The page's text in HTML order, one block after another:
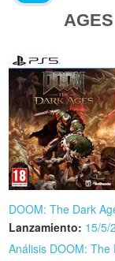
AGES
DOOM: The Dark
Lanzamiento: 15/5/
Análisis DOOM: The